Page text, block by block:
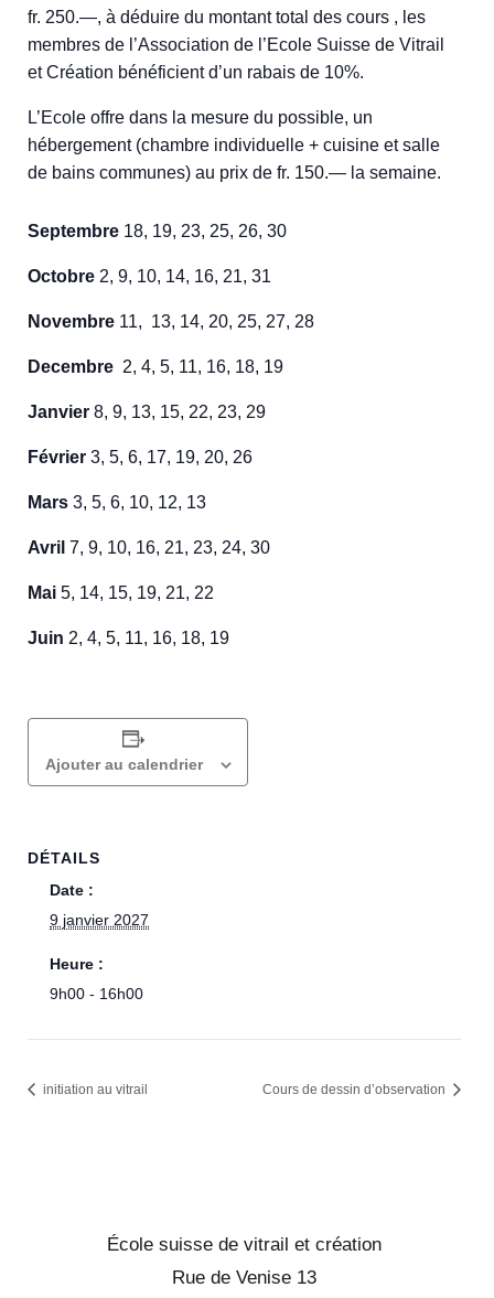
fr. 250.—, à déduire du montant total des cours , les
membres de l’Association de l’Ecole Suisse de Vitrail
et Création bénéficient d’un rabais de 10%.
L’Ecole offre dans la mesure du possible, un
hébergement (chambre individuelle + cuisine et salle
de bains communes) au prix de fr. 150.— la semaine.
Septembre 18, 19, 23, 25, 26, 30
Octobre 2, 9, 10, 14, 16, 21, 31
Novembre 11, 13, 14, 20, 25, 27, 28
Decembre 2, 4, 5, 11, 16, 18, 19
Janvier 8, 9, 13, 15, 22, 23, 29
Février 3, 5, 6, 17, 19, 20, 26
Mars 3, 5, 6, 10, 12, 13
Avril 7, 9, 10, 16, 21, 23, 24, 30
Mai 5, 14, 15, 19, 21, 22
Juin 2, 4, 5, 11, 16, 18, 19
Ajouter au calendrier
DÉTAILS
Date :
9 janvier 2027
Heure :
9h00 - 16h00
initiation au vitrail Cours de dessin d’observation
École suisse de vitrail et création
Rue de Venise 13